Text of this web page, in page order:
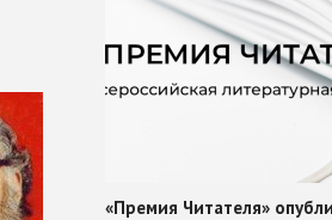
«Премия Читателя»